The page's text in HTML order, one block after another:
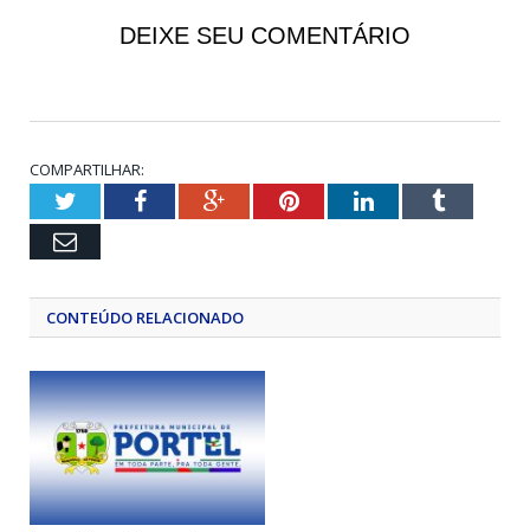
DEIXE SEU COMENTÁRIO
COMPARTILHAR:
TwitterFacebookGoogle+PinterestLinkedInTumblr
Email
CONTEÚDO RELACIONADO